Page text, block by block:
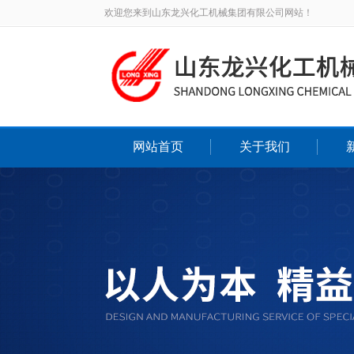
欢迎您来到山东龙兴化工机械集团有限公司网站！
网站首页 关于我们